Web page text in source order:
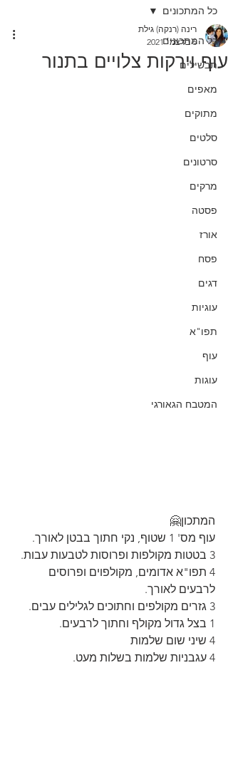
כל המתכונים
תבשילים
מאפים
מתוקים
סלטים
סרטונים
מרקים
פסטה
אורז
פסח
דגים
עוגיות
תפו"א
עוף
עוגות
המטבח הגאורגי
כל המתכונים
עוף וירקות צלויים בתנור
רינה (רנקה) גילת
6 בדצמ׳ 2021
המתכון🤗
עוף מס' 1 שטוף, נקי חתוך בבטן לאורך.
3 בטטות מקולפות ופרוסות לטבעות עבות.
4 תפו"א אדומים, מקולפוים ופרוסים
לרבעים לאורך.
3 גזרים מקולפים וחתוכים לגלילים עבים.
1 בצל גדול מקולף וחתוך לרבעים.
4 שיני שום שלמות
4 עגבניות שלמות בשלות מעט.